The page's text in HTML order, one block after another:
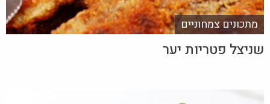
מתכונים צמחוניים
שניצל פטריות יער